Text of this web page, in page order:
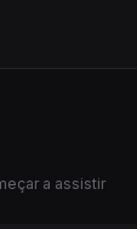
a assistir